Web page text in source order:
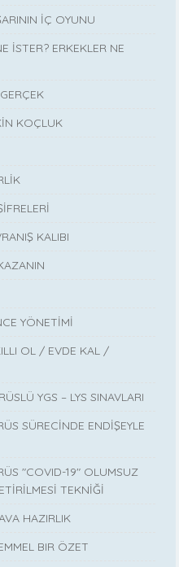
İÇ OYUNU
İSTER? ERKEKLER NE
KOÇLUK
KALIBI
YÖNETİMİ
OL / EVDE KAL /
YGS – LYS SINAVLARI
SÜRECİNDE ENDİŞEYLE
"COVID-19" OLUMSUZ
TEKNİĞİ
HAZIRLIK
BIR ÖZET